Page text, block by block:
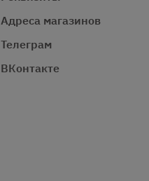
Адреса магазинов
Телеграм
ВКонтакте